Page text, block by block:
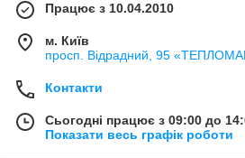
Працює з 10.04.2010
м. Київ
просп. Відрадний, 95
Контакти
Сьогодні працює з 09:00 до
Показати весь графік роботи